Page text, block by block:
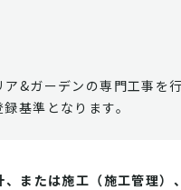
&ガーデンの専門工事を
基準となります。
または施工（施工管理）